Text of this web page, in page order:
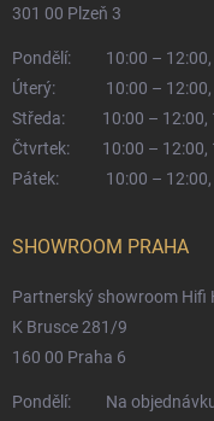
301 00 Plzeň 3
Pondělí:
10:00 –
Úterý:
10:00 –
Středa:
10:00 – 12:00,
Čtvrtek:
10:00 – 12:00,
Pátek:
10:00 –
SHOWROOM PRAHA
Partnerský showroom Hifi
K Brusce 281/9
160 00 Praha 6
Pondělí:
Na